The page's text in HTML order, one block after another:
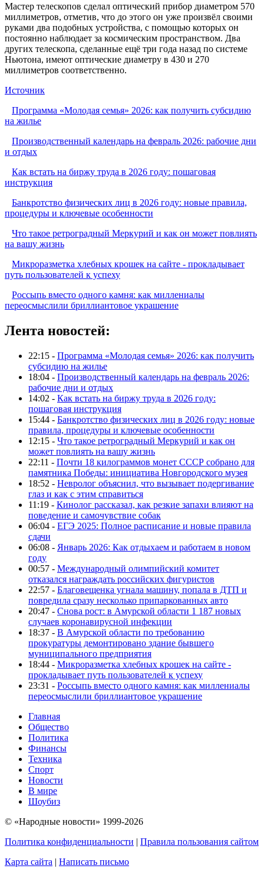
Мастер телескопов сделал оптический прибор диаметром 570
миллиметров, отметив, что до этого он уже произвёл своими
руками два подобных устройства, с помощью которых он
постоянно наблюдает за космическим пространством. Два
других телескопа, сделанные ещё три года назад по системе
Ньютона, имеют оптические диаметру в 430 и 270
миллиметров соответственно.
Источник
Программа «Молодая семья» 2026: как получить субсидию
на жилье
Производственный календарь на февраль 2026: рабочие дни
и отдых
Как встать на биржу труда в 2026 году: пошаговая
инструкция
Банкротство физических лиц в 2026 году: новые правила,
процедуры и ключевые особенности
Что такое ретроградный Меркурий и как он может повлиять
на вашу жизнь
Микроразметка хлебных крошек на сайте - прокладывает
путь пользователей к успеху
Россыпь вместо одного камня: как миллениалы
переосмыслили бриллиантовое украшение
Лента новостей:
22:15 - Программа «Молодая семья» 2026: как получить
субсидию на жилье
18:04 - Производственный календарь на февраль 2026:
рабочие дни и отдых
14:02 - Как встать на биржу труда в 2026 году:
пошаговая инструкция
15:44 - Банкротство физических лиц в 2026 году: новые
правила, процедуры и ключевые особенности
12:15 - Что такое ретроградный Меркурий и как он
может повлиять на вашу жизнь
22:11 - Почти 18 килограммов монет СССР собрано для
памятника Победы: инициатива Новгородского музея
18:52 - Невролог объяснил, что вызывает подергивание
глаз и как с этим справиться
11:19 - Кинолог рассказал, как резкие запахи влияют на
поведение и самочувствие собак
06:04 - ЕГЭ 2025: Полное расписание и новые правила
сдачи
06:08 - Январь 2026: Как отдыхаем и работаем в новом
году
00:57 - Международный олимпийский комитет
отказался награждать российских фигуристов
22:57 - Благовещенка угнала машину, попала в ДТП и
повредила сразу несколько припаркованных авто
20:47 - Снова рост: в Амурской области 1 187 новых
случаев коронавирусной инфекции
18:37 - В Амурской области по требованию
прокуратуры демонтировано здание бывшего
муниципального предприятия
18:44 - Микроразметка хлебных крошек на сайте -
прокладывает путь пользователей к успеху
23:31 - Россыпь вместо одного камня: как миллениалы
переосмыслили бриллиантовое украшение
Главная
Общество
Политика
Финансы
Техника
Спорт
Новости
В мире
Шоубиз
© «Народные новости» 1999-2026
Политика конфиденциальности | Правила пользования сайтом
Карта сайта | Написать письмо